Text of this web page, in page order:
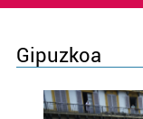
Gipuzkoa